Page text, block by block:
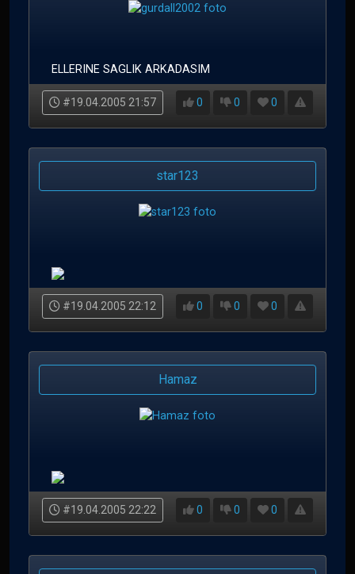
ELLERINE SAGLIK ARKADASIM
#19.04.2005 21:57 0 0 0
star123
#19.04.2005 22:12 0 0 0
Hamaz
#19.04.2005 22:22 0 0 0